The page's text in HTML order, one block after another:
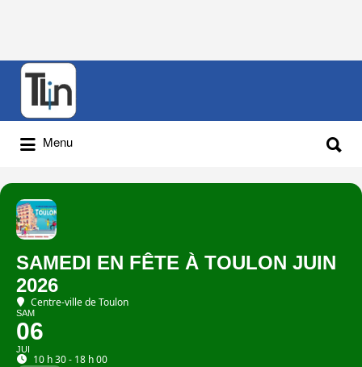
Rechercher
Menu
SAMEDI EN FÊTE À TOULON JUIN
2026
Centre-ville de Toulon
SAM
06
JUI
10 h 30 - 18 h 00